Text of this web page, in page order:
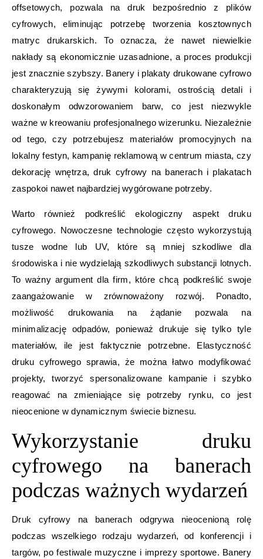
offsetowych, pozwala na druk bezpośrednio z plików
cyfrowych, eliminując potrzebę tworzenia kosztownych
matryc drukarskich. To oznacza, że nawet niewielkie
nakłady są ekonomicznie uzasadnione, a proces produkcji
jest znacznie szybszy. Banery i plakaty drukowane cyfrowo
charakteryzują się żywymi kolorami, ostrością detali i
doskonałym odwzorowaniem barw, co jest niezwykle
ważne w kreowaniu profesjonalnego wizerunku. Niezależnie
od tego, czy potrzebujesz materiałów promocyjnych na
lokalny festyn, kampanię reklamową w centrum miasta, czy
dekorację wnętrza, druk cyfrowy na banerach i plakatach
zaspokoi nawet najbardziej wygórowane potrzeby.
Warto również podkreślić ekologiczny aspekt druku
cyfrowego. Nowoczesne technologie często wykorzystują
tusze wodne lub UV, które są mniej szkodliwe dla
środowiska i nie wydzielają szkodliwych substancji lotnych.
To ważny argument dla firm, które chcą podkreślić swoje
zaangażowanie w zrównoważony rozwój. Ponadto,
możliwość drukowania na żądanie pozwala na
minimalizację odpadów, ponieważ drukuje się tylko tyle
materiałów, ile jest faktycznie potrzebne. Elastyczność
druku cyfrowego sprawia, że można łatwo modyfikować
projekty, tworzyć spersonalizowane kampanie i szybko
reagować na zmieniające się potrzeby rynku, co jest
nieocenione w dynamicznym świecie biznesu.
Wykorzystanie druku
cyfrowego na banerach
podczas ważnych wydarzeń
Druk cyfrowy na banerach odgrywa nieocenioną rolę
podczas wszelkiego rodzaju wydarzeń, od konferencji i
targów, po festiwale muzyczne i imprezy sportowe. Banery